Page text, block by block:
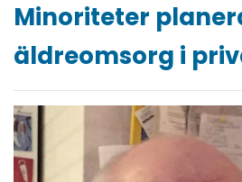
Minoriteter
äldreomsorg i